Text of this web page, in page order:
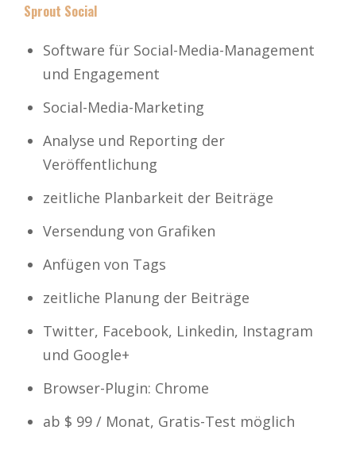
Sprout Social
Software für Social-Media-Management
und Engagement
Social-Media-Marketing
Analyse und Reporting der
Veröffentlichung
zeitliche Planbarkeit der Beiträge
Versendung von Grafiken
Anfügen von Tags
zeitliche Planung der Beiträge
Twitter, Facebook, Linkedin, Instagram
und Google+
Browser-Plugin: Chrome
ab $ 99 / Monat, Gratis-Test möglich